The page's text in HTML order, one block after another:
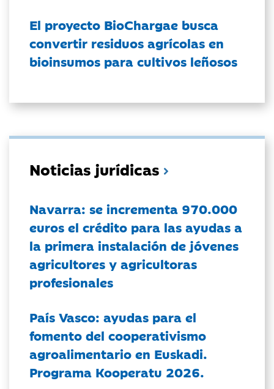
El proyecto BioChargae busca
convertir residuos agrícolas en
bioinsumos para cultivos leñosos
Noticias jurídicas
Navarra: se incrementa 970.000
euros el crédito para las ayudas a
la primera instalación de jóvenes
agricultores y agricultoras
profesionales
País Vasco: ayudas para el
fomento del cooperativismo
agroalimentario en Euskadi.
Programa Kooperatu 2026.